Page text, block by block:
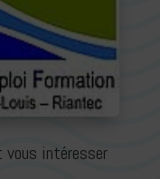
vous intéresser